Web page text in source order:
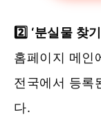
2️⃣ ‘분실물 찾
홈페이지 메인
전국에서 등록
다.